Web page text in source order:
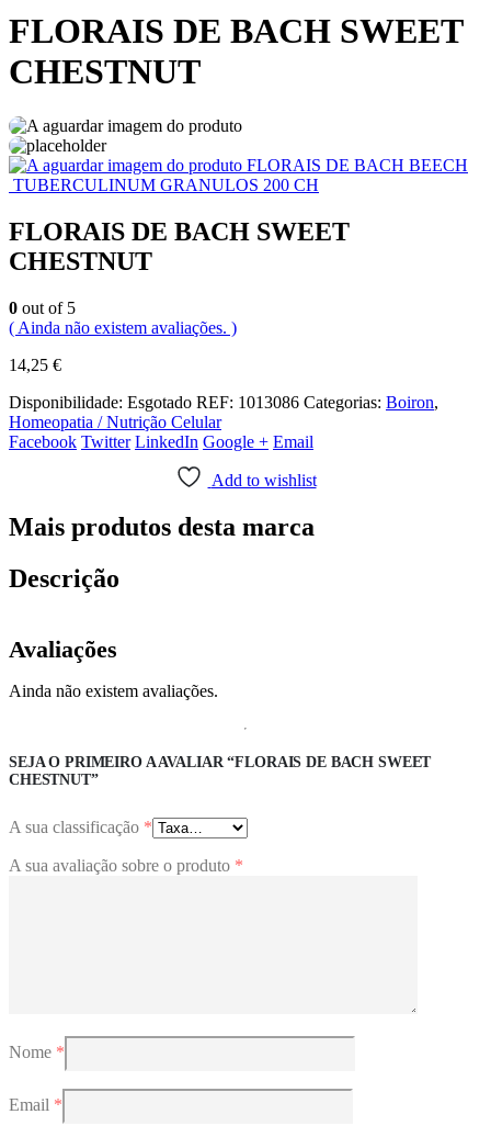
FLORAIS DE BACH SWEET
CHESTNUT
FLORAIS DE BACH BEECH
TUBERCULINUM GRANULOS 200 CH
FLORAIS DE BACH SWEET
CHESTNUT
0 out of 5
( Ainda não existem avaliações. )
14,25 €
Disponibilidade: Esgotado REF: 1013086 Categorias: Boiron,
Homeopatia / Nutrição Celular
Facebook Twitter LinkedIn Google + Email
Add to wishlist
Mais produtos desta marca
Descrição
Avaliações
Ainda não existem avaliações.
SEJA O PRIMEIRO A AVALIAR “FLORAIS DE BACH SWEET
CHESTNUT”
A sua classificação *
A sua avaliação sobre o produto *
Nome *
Email *